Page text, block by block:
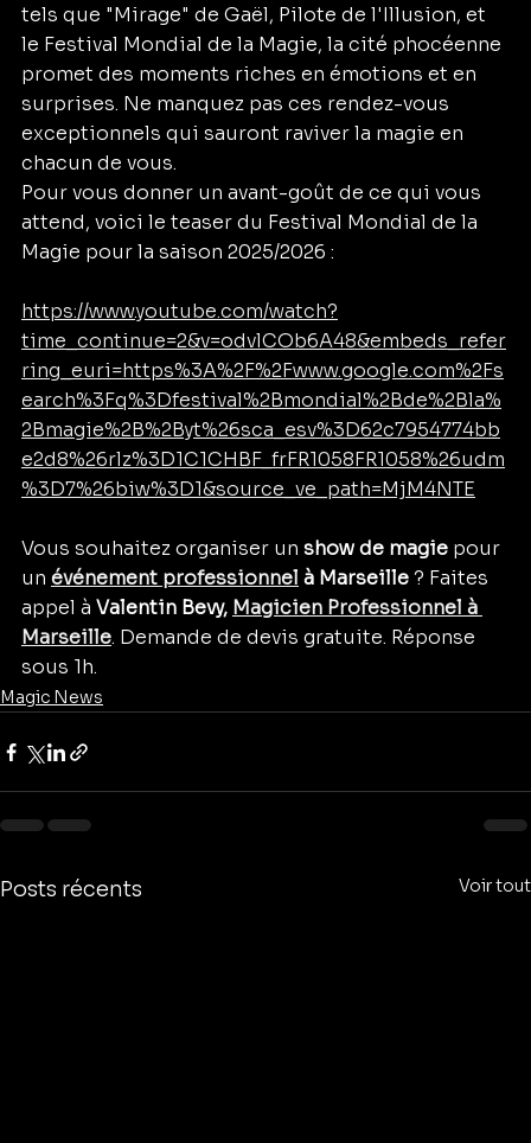
tels que "Mirage" de Gaël, Pilote de l'Illusion, et
le Festival Mondial de la Magie, la cité phocéenne
promet des moments riches en émotions et en
surprises. Ne manquez pas ces rendez-vous
exceptionnels qui sauront raviver la magie en
chacun de vous.
Pour vous donner un avant-goût de ce qui vous
attend, voici le teaser du Festival Mondial de la
Magie pour la saison 2025/2026 :
https://www.youtube.com/watch?
time_continue=2&v=odvlCOb6A48&embeds_refer
ring_euri=https%3A%2F%2Fwww.google.com%2Fs
earch%3Fq%3Dfestival%2Bmondial%2Bde%2Bla%
2Bmagie%2B%2Byt%26sca_esv%3D62c7954774bb
e2d8%26rlz%3D1C1CHBF_frFR1058FR1058%26udm
%3D7%26biw%3D1&source_ve_path=MjM4NTE
Vous souhaitez organiser un show de magie pour
un événement professionnel à Marseille ? Faites
appel à Valentin Bevy, Magicien Professionnel à
Marseille. Demande de devis gratuite. Réponse
sous 1h.
Magic News
Posts récents Voir tout